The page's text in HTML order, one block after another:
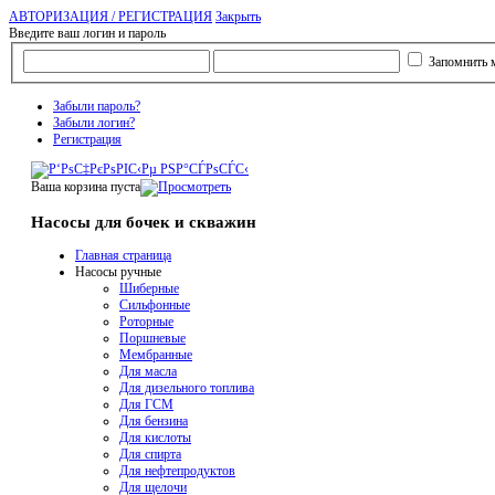
АВТОРИЗАЦИЯ / РЕГИСТРАЦИЯ Закрыть
Введите ваш логин и пароль
Запомнить
Забыли пароль?
Забыли логин?
Регистрация
Ваша корзина пуста
Насосы для бочек и скважин
Главная страница
Насосы ручные
Шиберные
Сильфонные
Роторные
Поршневые
Мембранные
Для масла
Для дизельного топлива
Для ГСМ
Для бензина
Для кислоты
Для спирта
Для нефтепродуктов
Для щелочи